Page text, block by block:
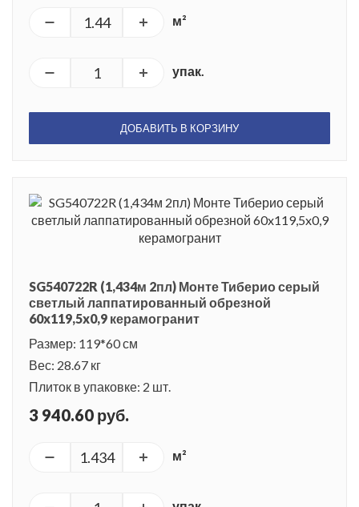
м²
упак.
ДОБАВИТЬ В КОРЗИНУ
SG540722R (1,434м 2пл) Монте Тиберио серый
светлый лаппатированный обрезной
60x119,5x0,9 керамогранит
Размер: 119*60 см
Вес: 28.67 кг
Плиток в упаковке: 2 шт.
3 940.60 руб.
м²